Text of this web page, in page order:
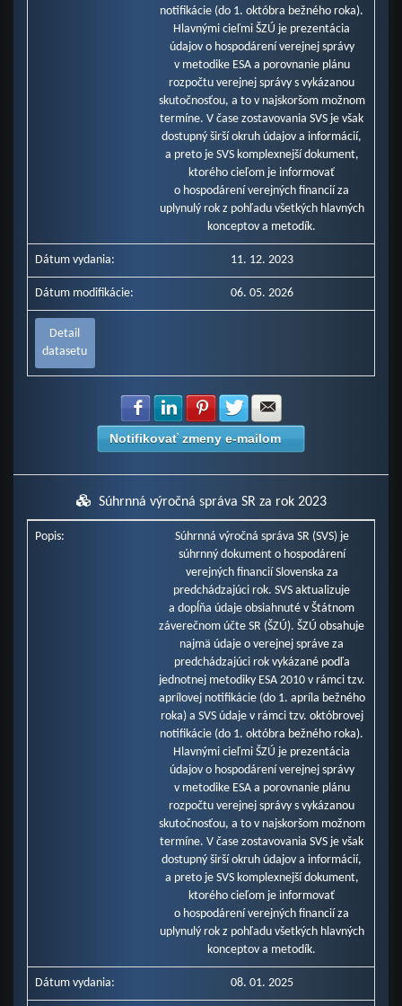
notifikácie (do 1. októbra bežného roka).
Hlavnými cieľmi ŠZÚ je prezentácia
údajov o hospodárení verejnej správy
v metodike ESA a porovnanie plánu
rozpočtu verejnej správy s vykázanou
skutočnosťou, a to v najskoršom možnom
termíne. V čase zostavovania SVS je však
dostupný širší okruh údajov a informácií,
a preto je SVS komplexnejší dokument,
ktorého cieľom je informovať
o hospodárení verejných financií za
uplynulý rok z pohľadu všetkých hlavných
konceptov a metodík.
Dátum vydania: 11. 12. 2023
Dátum modifikácie: 06. 05. 2026
Detail
datasetu
Zdielať na Facebook
Zdielať na LinkedIn
Zdielať na Pinterest
Zdielať na Twitter
Notifikovať zmeny e-mailom
Súhrnná výročná správa SR za rok 2023
Popis:
Súhrnná výročná správa SR (SVS) je
súhrnný dokument o hospodárení
verejných financií Slovenska za
predchádzajúci rok. SVS aktualizuje
a dopĺňa údaje obsiahnuté v Štátnom
záverečnom účte SR (ŠZÚ). ŠZÚ obsahuje
najmä údaje o verejnej správe za
predchádzajúci rok vykázané podľa
jednotnej metodiky ESA 2010 v rámci tzv.
aprílovej notifikácie (do 1. apríla bežného
roka) a SVS údaje v rámci tzv. októbrovej
notifikácie (do 1. októbra bežného roka).
Hlavnými cieľmi ŠZÚ je prezentácia
údajov o hospodárení verejnej správy
v metodike ESA a porovnanie plánu
rozpočtu verejnej správy s vykázanou
skutočnosťou, a to v najskoršom možnom
termíne. V čase zostavovania SVS je však
dostupný širší okruh údajov a informácií,
a preto je SVS komplexnejší dokument,
ktorého cieľom je informovať
o hospodárení verejných financií za
uplynulý rok z pohľadu všetkých hlavných
konceptov a metodík.
Dátum vydania: 08. 01. 2025